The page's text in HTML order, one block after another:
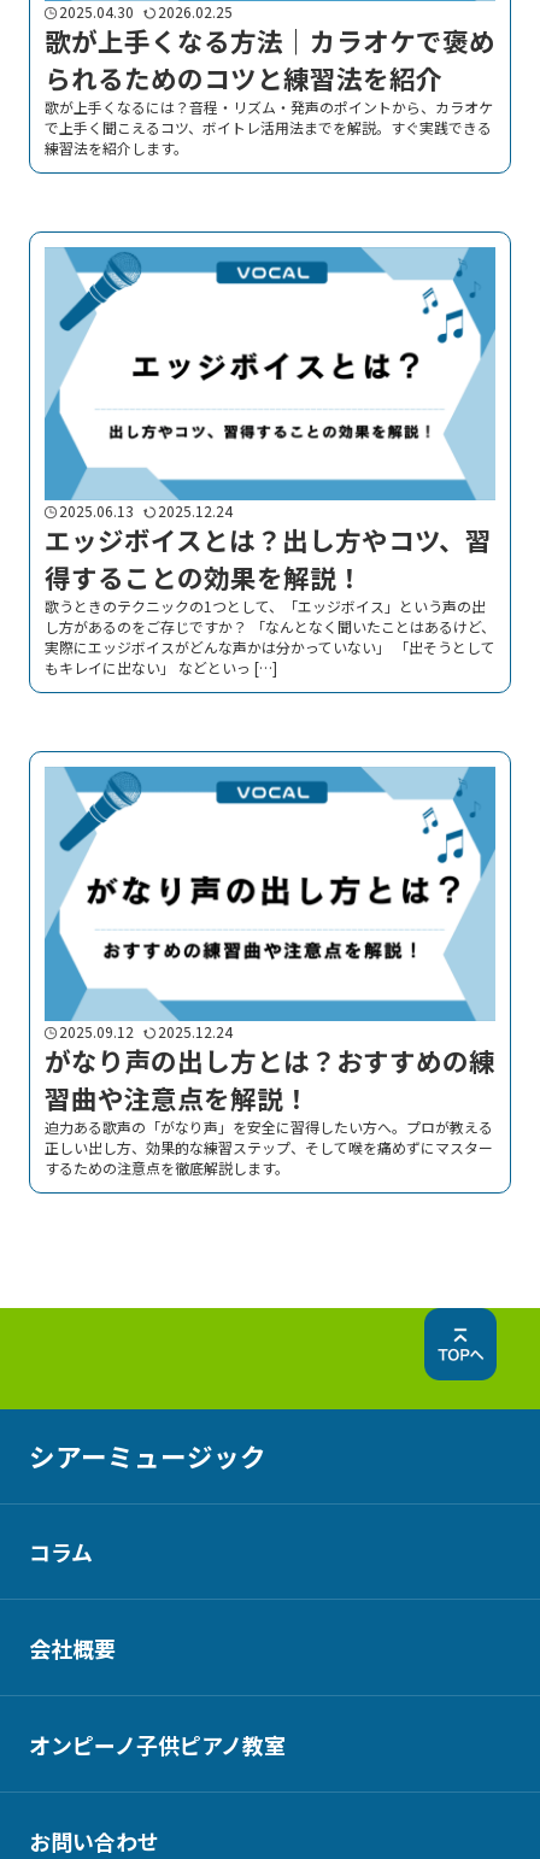
2025.04.30 2026.02.25
歌が上手くなる方法｜カラオケで褒め
られるためのコツと練習法を紹介
歌が上手くなるには？音程・リズム・発声のポイントから、カラオケ
で上手く聞こえるコツ、ボイトレ活用法までを解説。すぐ実践できる
練習法を紹介します。
2025.06.13 2025.12.24
エッジボイスとは？出し方やコツ、習
得することの効果を解説！
歌うときのテクニックの1つとして、「エッジボイス」という声の出
し方があるのをご存じですか？ 「なんとなく聞いたことはあるけど、
実際にエッジボイスがどんな声かは分かっていない」 「出そうとして
もキレイに出ない」 などといっ […]
2025.09.12 2025.12.24
がなり声の出し方とは？おすすめの練
習曲や注意点を解説！
迫力ある歌声の「がなり声」を安全に習得したい方へ。プロが教える
正しい出し方、効果的な練習ステップ、そして喉を痛めずにマスター
するための注意点を徹底解説します。
シアーミュージック
コラム
会社概要
オンピーノ子供ピアノ教室
お問い合わせ